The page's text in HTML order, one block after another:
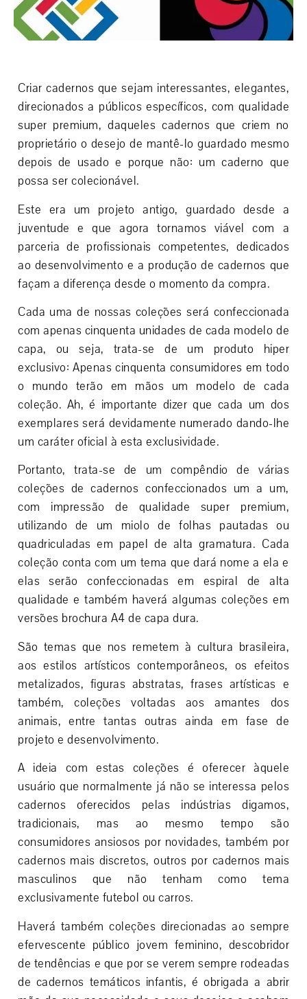
Criar cadernos que sejam interessantes, elegantes,
direcionados a públicos específicos, com qualidade
super premium, daqueles cadernos que criem no
proprietário o desejo de mantê-lo guardado mesmo
depois de usado e porque não: um caderno que
possa ser colecionável.
Este era um projeto antigo, guardado desde a
juventude e que agora tornamos viável com a
parceria de profissionais competentes, dedicados
ao desenvolvimento e a produção de cadernos que
façam a diferença desde o momento da compra.
Cada uma de nossas coleções será confeccionada
com apenas cinquenta unidades de cada modelo de
capa, ou seja, trata-se de um produto hiper
exclusivo: Apenas cinquenta consumidores em todo
o mundo terão em mãos um modelo de cada
coleção. Ah, é importante dizer que cada um dos
exemplares será devidamente numerado dando-lhe
um caráter oficial à esta exclusividade.
Portanto, trata-se de um compêndio de várias
coleções de cadernos confeccionados um a um,
com impressão de qualidade super premium,
utilizando de um miolo de folhas pautadas ou
quadriculadas em papel de alta gramatura. Cada
coleção conta com um tema que dará nome a ela e
elas serão confeccionadas em espiral de alta
qualidade e também haverá algumas coleções em
versões brochura A4 de capa dura.
São temas que nos remetem à cultura brasileira,
aos estilos artísticos contemporâneos, os efeitos
metalizados, figuras abstratas, frases artísticas e
também, coleções voltadas aos amantes dos
animais, entre tantas outras ainda em fase de
projeto e desenvolvimento.
A ideia com estas coleções é oferecer àquele
usuário que normalmente já não se interessa pelos
cadernos oferecidos pelas indústrias digamos,
tradicionais, mas ao mesmo tempo são
consumidores ansiosos por novidades, também por
cadernos mais discretos, outros por cadernos mais
masculinos que não tenham como tema
exclusivamente futebol ou carros.
Haverá também coleções direcionadas ao sempre
efervescente público jovem feminino, descobridor
de tendências e que por se verem sempre rodeadas
de cadernos temáticos infantis, é obrigada a abrir